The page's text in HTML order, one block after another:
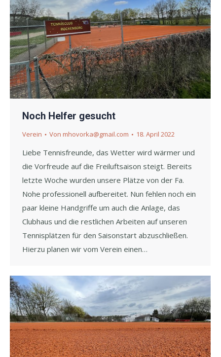
Noch Helfer gesucht
Verein Von mhovorka@gmail.com 18. April 2022
Liebe Tennisfreunde, das Wetter wird wärmer und
die Vorfreude auf die Freiluftsaison steigt. Bereits
letzte Woche wurden unsere Plätze von der Fa.
Nohe professionell aufbereitet. Nun fehlen noch ein
paar kleine Handgriffe um auch die Anlage, das
Clubhaus und die restlichen Arbeiten auf unseren
Tennisplätzen für den Saisonstart abzuschließen.
Hierzu planen wir vom Verein einen…